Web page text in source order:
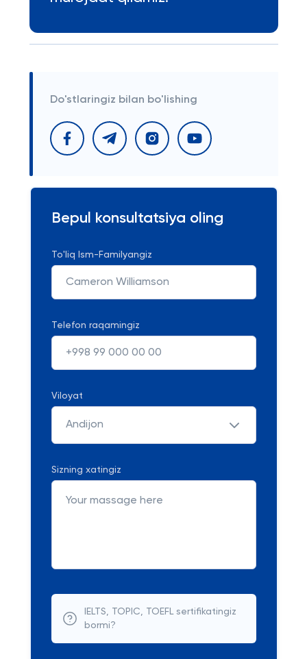
Do'stlaringiz bilan bo'lishing
Bepul konsultatsiya oling
To'liq Ism-Familyangiz
Telefon raqamingiz
Viloyat
Andijon
Sizning xatingiz
IELTS, TOPIC, TOEFL sertifikatingiz
bormi?